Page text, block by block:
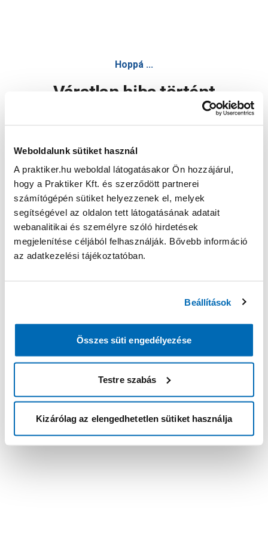
Weboldalunk sütiket használ
A praktiker.hu weboldal látogatásakor Ön hozzájárul,
hogy a Praktiker Kft. és szerződött partnerei
számítógépén sütiket helyezzenek el, melyek
segítségével az oldalon tett látogatásának adatait
webanalitikai és személyre szóló hirdetések
megjelenítése céljából felhasználják. Bővebb információ
az adatkezelési tájékoztatóban.
Beállítások
Összes süti engedélyezése
Testre szabás
Kizárólag az elengedhetetlen sütiket használja
Hoppá ...
Váratlan hiba történt
Oldal újratöltése